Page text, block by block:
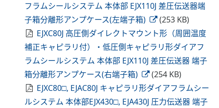
フラムシールシステム 本体部 EJX110J 差圧伝送器端
子箱分離形アンプケース(左端子箱)
(253 KB)
EJXC80J 高圧側ダイレクトマウント形（周囲温度
補正キャピラリ付）・低圧側キャピラリ形ダイアフ
ラムシールシステム 本体部 EJX110J 差圧伝送器 端子
箱分離形アンプケース(右端子箱)
(254 KB)
EJXC80□, EJAC80J キャピラリ形ダイアフラムシー
ルシステム 本体部EJX430□, EJA430J 圧力伝送器 端子